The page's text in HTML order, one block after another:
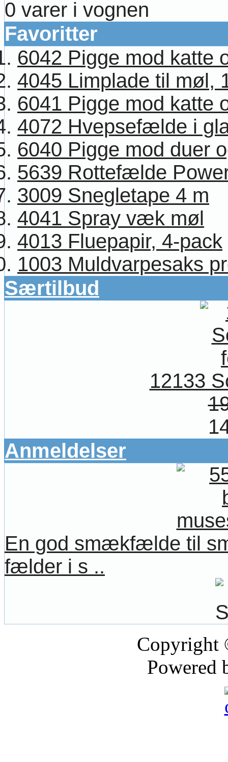
0 varer i vognen
Favoritter
6042 Pigge mod katte
4045 Limplade til møl,
6041 Pigge mod katte
4072 Hvepsefælde i
6040 Pigge mod duer
5639 Rottefælde
3009 Snegletape 4 m
4041 Spray væk møl
4013 Fluepapir, 4-pack
1003 Muldvarpesaks
Særtilbud
12133
Anmeldelser
En god smækfælde til
fælder i s ..
Powered